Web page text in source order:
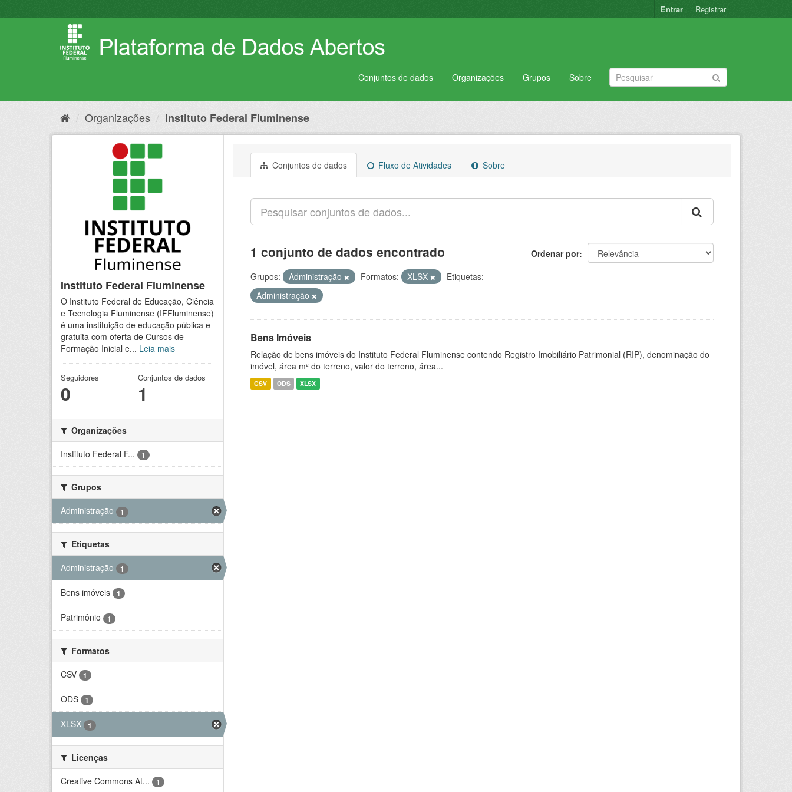
para
Entrar Registrar
Conjuntos de dados Organizações Grupos Sobre
Organizações Instituto Federal Fluminense
Instituto Federal Fluminense
O Instituto Federal de Educação, Ciência
e Tecnologia Fluminense (IFFluminense)
é uma instituição de educação pública e
gratuita com oferta de Cursos de
Formação Inicial e... Leia mais
Seguidores
0
Conjuntos de dados
1
Organizações
Instituto Federal F...
1
Grupos
Administração
1
Etiquetas
Administração
1
Bens imóveis 1
Patrimônio 1
Formatos
CSV
1
ODS 1
XLSX 1
Licenças
Creative Commons At...
1
Conjuntos de dados Fluxo de Atividades Sobre
Ordenar por
1 conjunto de dados encontrado
Grupos: Administração Formatos: XLSX
Etiquetas:
Administração
Bens Imóveis
Relação de bens imóveis do Instituto Federal Fluminense contendo Registro Imobiliário Patrimonial (RIP), denominação do
imóvel, área m² do terreno, valor do terreno, área...
CSV ODS XLSX